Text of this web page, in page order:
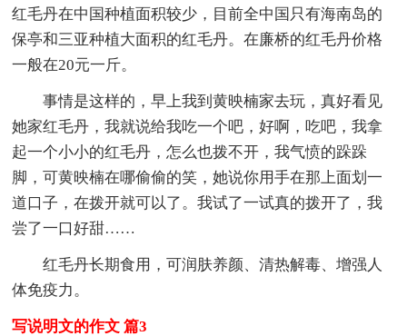
红毛丹在中国种植面积较少，目前全中国只有海南岛的
保亭和三亚种植大面积的红毛丹。在廉桥的红毛丹价格
一般在20元一斤。
事情是这样的，早上我到黄映楠家去玩，真好看见
她家红毛丹，我就说给我吃一个吧，好啊，吃吧，我拿
起一个小小的红毛丹，怎么也拨不开，我气愤的跺跺
脚，可黄映楠在哪偷偷的笑，她说你用手在那上面划一
道口子，在拨开就可以了。我试了一试真的拨开了，我
尝了一口好甜……
红毛丹长期食用，可润肤养颜、清热解毒、增强人
体免疫力。
写说明文的作文 篇3